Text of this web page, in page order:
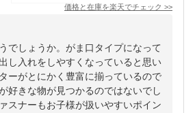
価格と在庫を楽天でチェック >>
でしょうか。がま口タイプになって
し入れをしやすくなっていると思い
ーがとにかく豊富に揃っているので
好きな物が見つかるのではないでし
スナーもお子様が扱いやすいポイン